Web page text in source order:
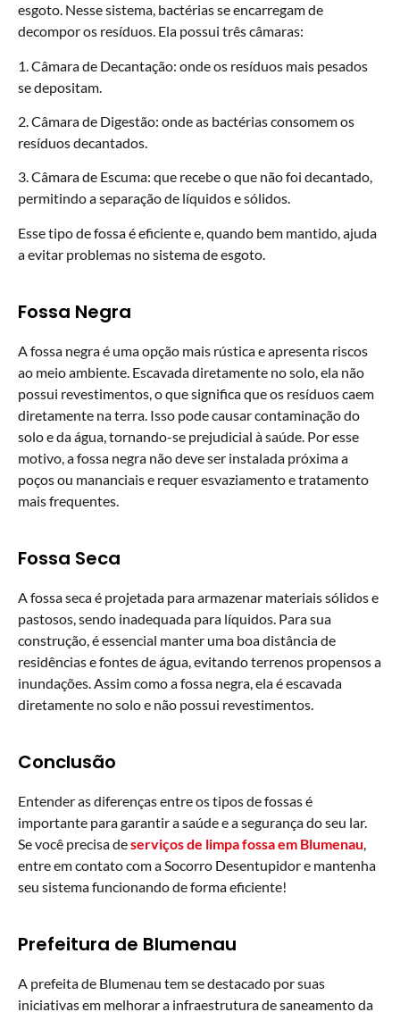
esgoto. Nesse sistema, bactérias se encarregam de
decompor os resíduos. Ela possui três câmaras:
1. Câmara de Decantação: onde os resíduos mais pesados
se depositam.
2. Câmara de Digestão: onde as bactérias consomem os
resíduos decantados.
3. Câmara de Escuma: que recebe o que não foi decantado,
permitindo a separação de líquidos e sólidos.
Esse tipo de fossa é eficiente e, quando bem mantido, ajuda
a evitar problemas no sistema de esgoto.
Fossa Negra
A fossa negra é uma opção mais rústica e apresenta riscos
ao meio ambiente. Escavada diretamente no solo, ela não
possui revestimentos, o que significa que os resíduos caem
diretamente na terra. Isso pode causar contaminação do
solo e da água, tornando-se prejudicial à saúde. Por esse
motivo, a fossa negra não deve ser instalada próxima a
poços ou mananciais e requer esvaziamento e tratamento
mais frequentes.
Fossa Seca
A fossa seca é projetada para armazenar materiais sólidos e
pastosos, sendo inadequada para líquidos. Para sua
construção, é essencial manter uma boa distância de
residências e fontes de água, evitando terrenos propensos a
inundações. Assim como a fossa negra, ela é escavada
diretamente no solo e não possui revestimentos.
Conclusão
Entender as diferenças entre os tipos de fossas é
importante para garantir a saúde e a segurança do seu lar.
Se você precisa deserviços de limpa fossa em Blumenau
entre em contato com a Socorro Desentupidor e mantenha
seu sistema funcionando de forma eficiente!
Prefeitura de Blumenau
A prefeita de Blumenau tem se destacado por suas
iniciativas em melhorar a infraestrutura de saneamento da